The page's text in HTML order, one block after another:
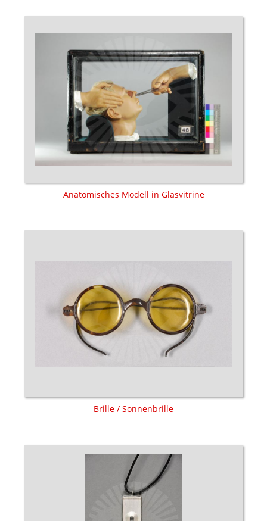
Anatomisches Modell in Glasvitrine
Brille / Sonnenbrille